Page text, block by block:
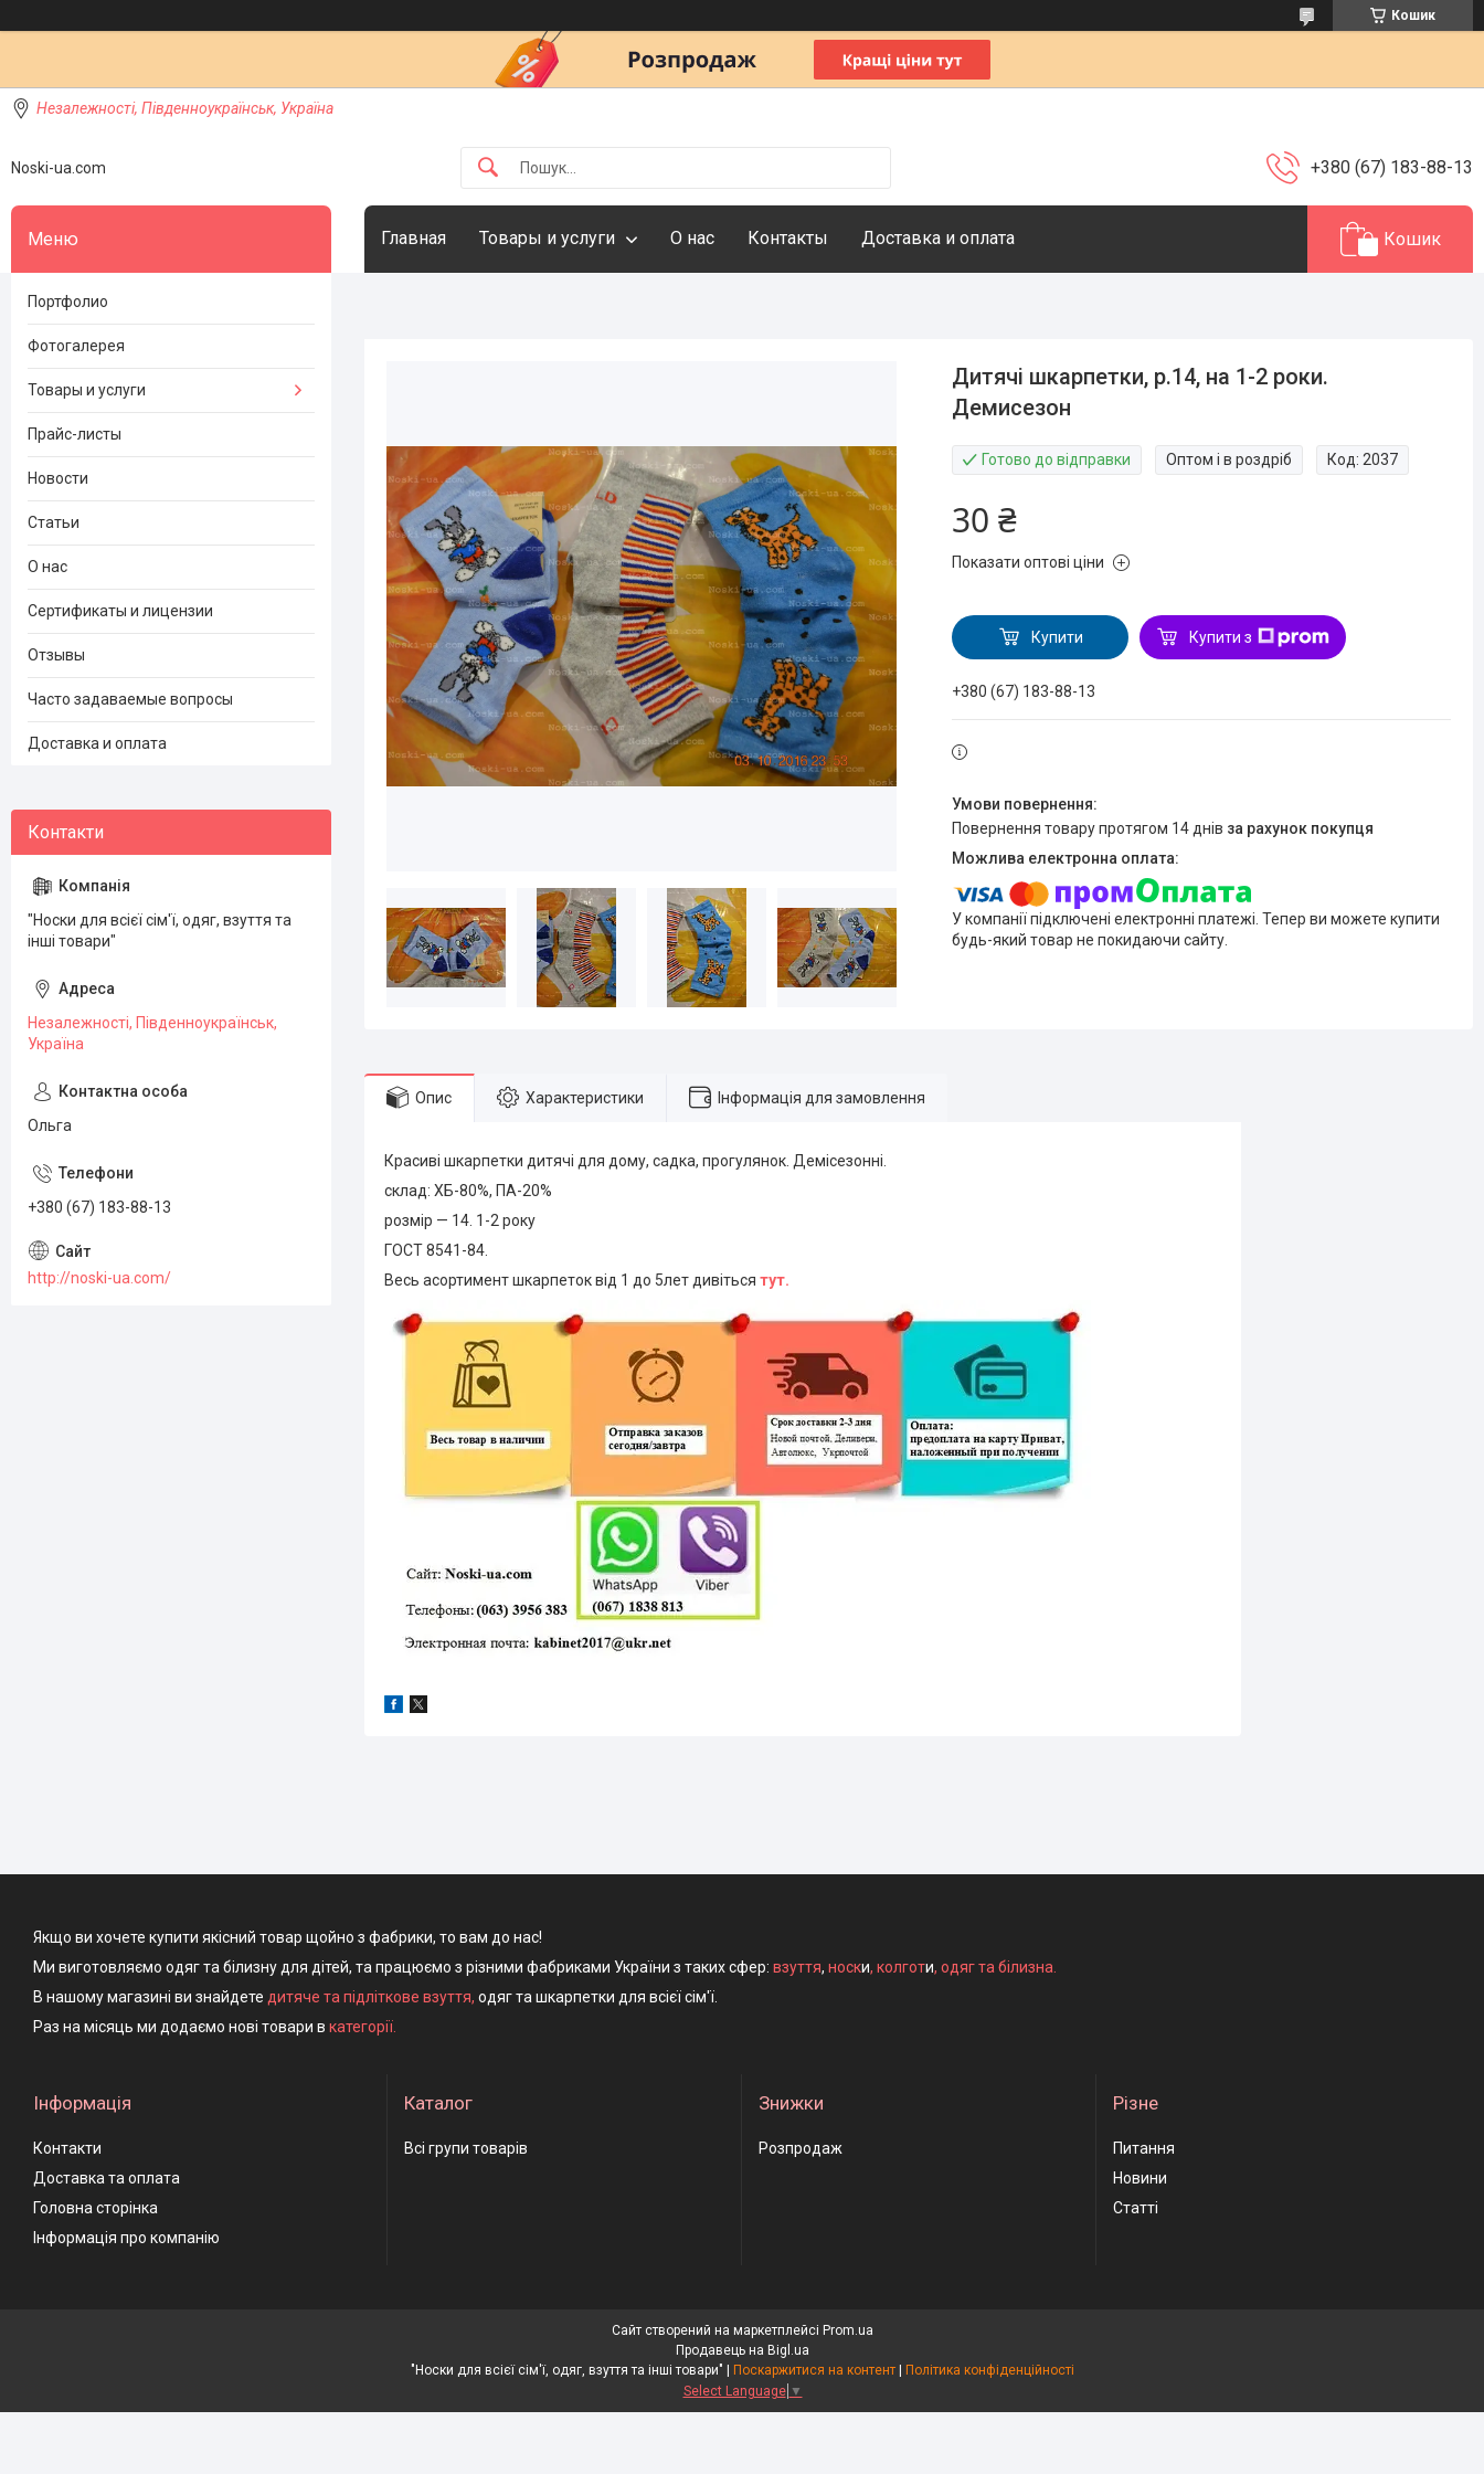
Кошик
Незалежності, Південноукраїнськ, Україна
Noski-ua.com +380 (67) 183-88-13
Главная Товары и услуги О нас Контакты Доставка и оплата Кошик
Дитячі шкарпетки, р.14, на 1-2 роки.
Демисезон
Готово до відправки Оптом і в роздріб Код: 2037
30 ₴
Показати оптові ціни
Купити Купити з
+380 (67) 183-88-13
повернення товару протягом 14 днів за рахунок покупця
У компанії підключені електронні платежі. Тепер ви можете купити
будь-який товар не покидаючи сайту.
Опис Характеристики Інформація для замовлення
Красиві шкарпетки дитячі для дому, садка, прогулянок. Демісезонні.
склад: ХБ-80%, ПА-20%
розмір — 14. 1-2 року
ГОСТ 8541-84.
Весь асортимент шкарпеток від 1 до 5лет дивіться тут.
Портфолио
Фотогалерея
Товары и услуги
Прайс-листы
Новости
Статьи
О нас
Сертификаты и лицензии
Отзывы
Часто задаваемые вопросы
Доставка и оплата
"Носки для всієї сім'ї, одяг, взуття та
інші товари"
Незалежності, Південноукраїнськ,
Україна
Ольга
+380 (67) 183-88-13
http://noski-ua.com/
Якщо ви хочете купити якісний товар щойно з фабрики, то вам до нас!
Ми виготовляємо одяг та білизну для дітей, та працюємо з різними фабриками України з таких сфер: взуття, носки, колготи, одяг та білизна.
В нашому магазині ви знайдете дитяче та підліткове взуття, одяг та шкарпетки для всієї сім'ї.
Раз на місяць ми додаємо нові товари в категорії.
Інформація
Контакти
Доставка та оплата
Головна сторінка
Інформація про компанію
Каталог
Всі групи товарів
Знижки
Розпродаж
Різне
Питання
Новини
Статті
Сайт створений на маркетплейсі Prom.ua
Продавець на Bigl.ua
Поскаржитися на контент
Політика конфіденційності
Select Language ▼